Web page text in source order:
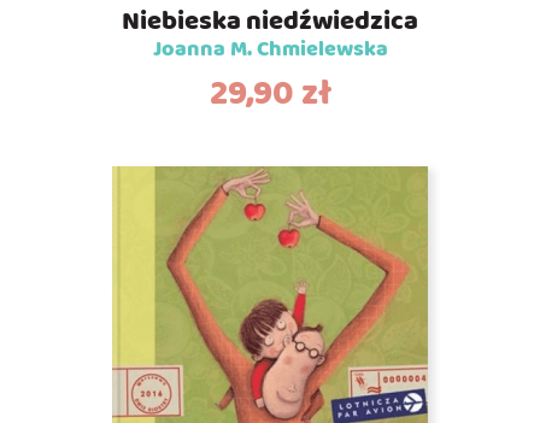
Niebieska niedźwiedzica
Joanna M. Chmielewska
29,90zł